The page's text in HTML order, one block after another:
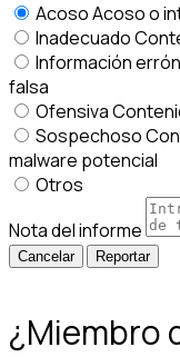
AcosoAcoso o
Inadecuado
Información
falsa
Ofensiva
Sospechoso
malware potencial
Otros
Nota del informe
Reportar
¿Miembro